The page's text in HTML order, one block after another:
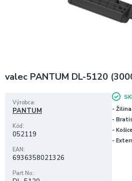
valec PANTUM DL-5120
Výrobca
PANTUM
Kód
052119
EAN
6936358021326
Part No.
- Žilina
-
- Košice
-